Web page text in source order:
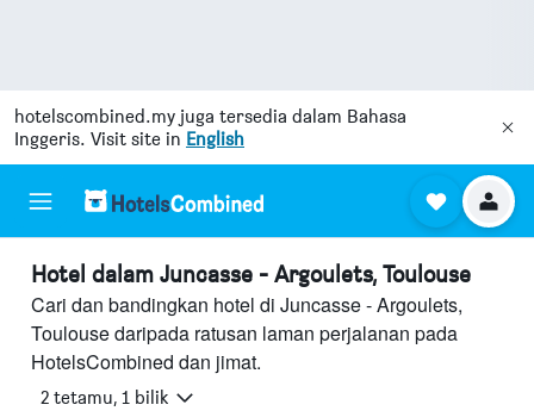
hotelscombined.my juga tersedia dalam Bahasa
Inggeris. Visit site in English
Hotel dalam Juncasse - Argoulets, Toulouse
Cari dan bandingkan hotel di Juncasse - Argoulets,
Toulouse daripada ratusan laman perjalanan pada
HotelsCombined dan jimat.
2 tetamu, 1 bilik